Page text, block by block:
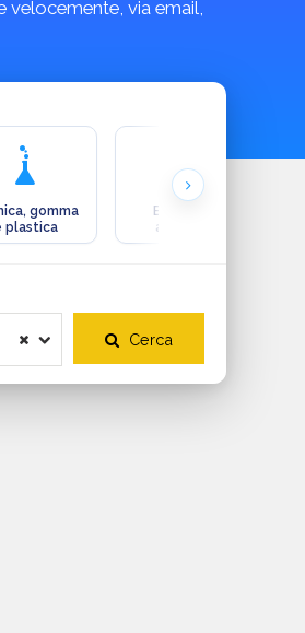
velocemente, via email,
gomma
plastica
Ecologia e
ambiente
Cerca